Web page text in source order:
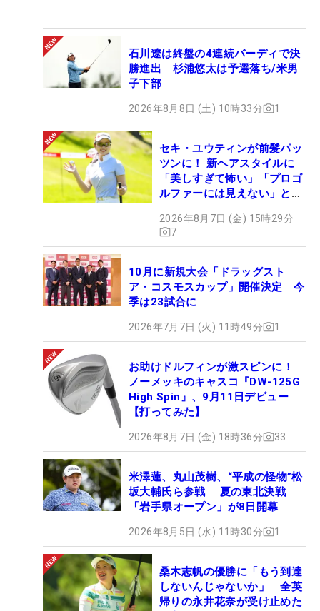
石川遼は終盤の4連続バーディで決
勝進出 杉浦悠太は予選落ち/米男
子下部
2026年8月8日 (土) 10時33分 1
セキ・ユウティンが前髪パッ
ツンに！ 新ヘアスタイルに
「美しすぎて怖い」「プロゴ
ルファーには見えない」とコ
2026年8月7日 (金) 15時29分
7
10月に新規大会「ドラッグスト
ア・コスモスカップ」開催決定 今
季は23試合に
2026年7月7日 (火) 11時49分 1
お助けドルフィンが激スピンに！
ノーメッキのキャスコ『DW-125G
High Spin』、9月11日デビュー
【打ってみた】
2026年8月7日 (金) 18時36分 33
米澤蓮、丸山茂樹、“平成の怪物”松
坂大輔氏ら参戦 夏の東北決戦
「岩手県オープン」が8日開幕
2026年8月5日 (水) 11時30分 1
桑木志帆の優勝に「もう到達
しないんじゃないか」 全英
帰りの永井花奈が受け止めた